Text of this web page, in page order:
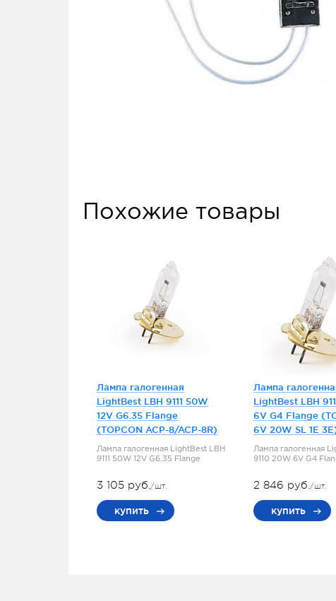
Похожие товары
Лампа галогенная
LightBest LBH 9111 50W
12V G6.35 Flange
(TOPCON ACP-8/ACP-8R)
Лампа галогенная LightBest LBH
9111 50W 12V G6.35 Flange
3 105 руб./шт.
купить
Лампа
LightBest LBH
6V G4 Flange
6V 20W SL 1E
Лампа галогенная
9110 20W 6V G4
2 846 руб./шт.
купить